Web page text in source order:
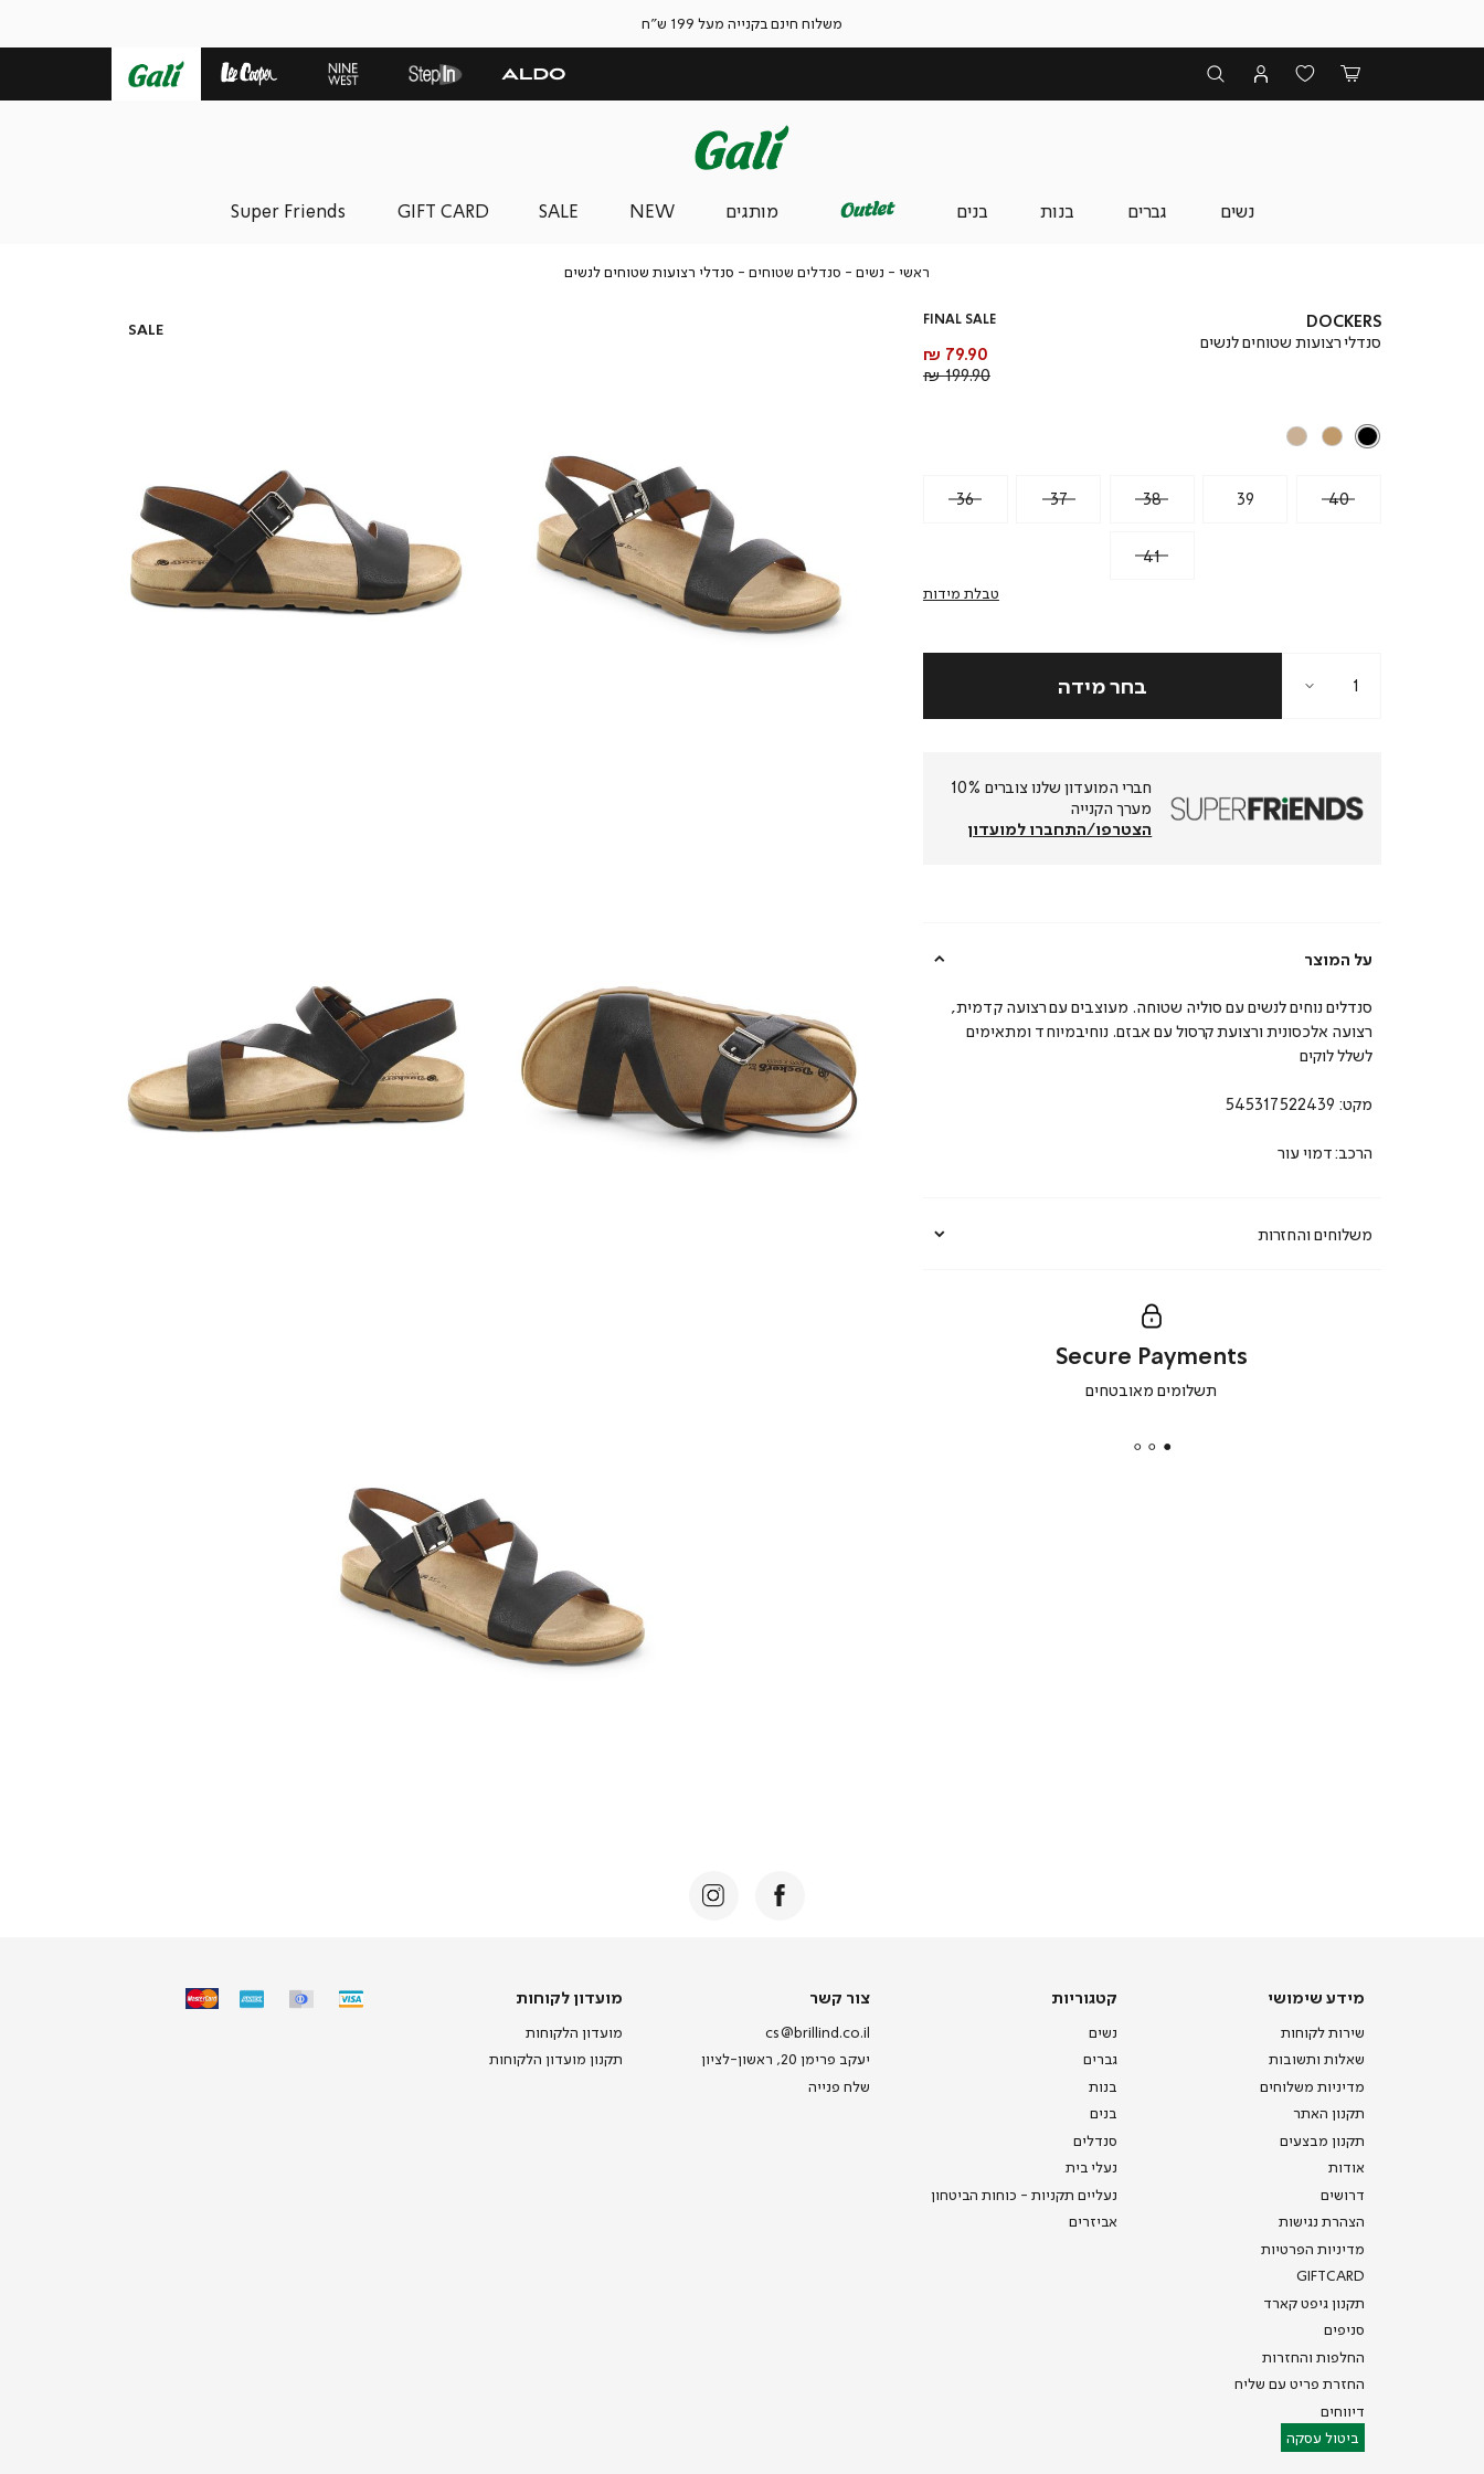
משלוח חינם בקנייה מעל 199 ש"ח
נשים גברים בנות בנים מותגים NEW
SALE
GIFT CARD
Super Friends
ראשי ראשי
נשים נשים
סנדלים שטוחים סנדלים
סנדלי רצועות שטוחים לנשיםסנדלי
DOCKERS
סנדלי רצועות שטוחים לנשים
FINAL SALE
מחיר
מוצר
79.90 ₪
מחיר
199.90 ₪
36 37 38 39 40
41
טבלת מידות
חברי המועדון שלנו צוברים 10%
מערך הקנייה
הצטרפו/התחברו למועדון
על המוצר
משלוחים והחזרות
סנדלים נוחים לנשים עם סוליה שטוחה. מעוצבים עם רצועה קדמית,
רצועה אלכסונית ורצועת קרסול עם אבזם. נוחיבמיוחד ומתאימים
לשלל לוקים
מקט: 545317522439
הרכב:דמוי עור
secure
Secure Payments
תשלומים מאובטחים
SALE
מידע שימושי
שירות לקוחות
שאלות ותשובות
מדיניות משלוחים
תקנון האתר
תקנון מבצעים
אודות
דרושים
הצהרת נגישות
מדיניות הפרטיות
GIFTCARD
תקנון גיפט קארד
סניפים
החלפות והחזרות
החזרת פריט עם שליח
דיווחים
ביטול עסקה
קטגוריות
נשים
גברים
בנות
בנים
סנדלים
נעלי בית
נעליים תקניות - כוחות הביטחון
אביזרים
צור קשר
cs@brillind.co.il
יעקב פרימן 20, ראשון-לציון
שלח פנייה
מועדון לקוחות
מועדון הלקוחות
תקנון מועדון הלקוחות